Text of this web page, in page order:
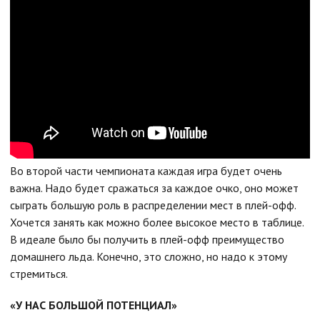
Во второй части чемпионата каждая игра будет очень
важна. Надо будет сражаться за каждое очко, оно может
сыграть большую роль в распределении мест в плей-офф.
Хочется занять как можно более высокое место в таблице.
В идеале было бы получить в плей-офф преимущество
домашнего льда. Конечно, это сложно, но надо к этому
стремиться.
«У НАС БОЛЬШОЙ ПОТЕНЦИАЛ»